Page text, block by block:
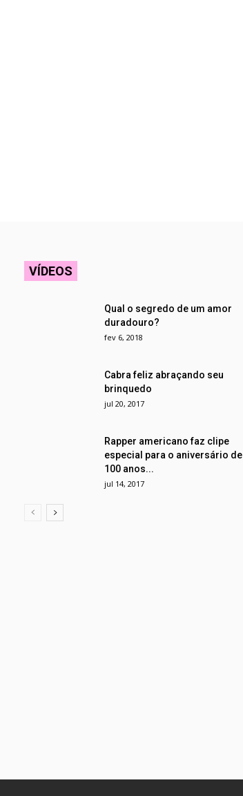
VÍDEOS
Qual o segredo de um amor
duradouro?
fev 6, 2018
Cabra feliz abraçando seu
brinquedo
jul 20, 2017
Rapper americano faz clipe
especial para o aniversário de
100 anos...
jul 14, 2017